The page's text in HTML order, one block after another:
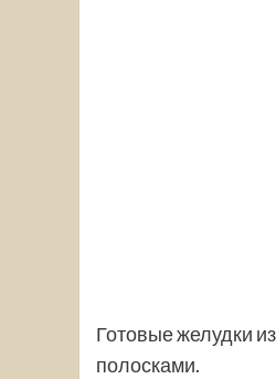
Готовые желудки
полосками.